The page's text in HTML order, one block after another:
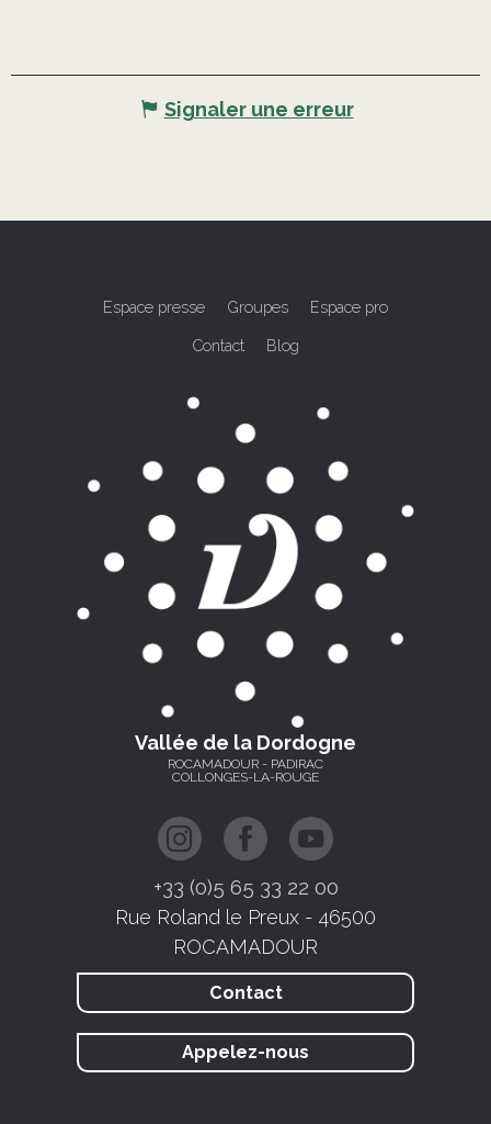
Signaler une erreur
Espace presse Groupes Espace pro
Contact Blog
Vallée de la Dordogne
ROCAMADOUR - PADIRAC
COLLONGES-LA-ROUGE
+33 (0)5 65 33 22 00
Rue Roland le Preux - 46500
ROCAMADOUR
Contact
Appelez-nous